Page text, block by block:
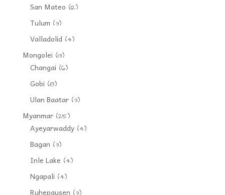
San Mateo (12)
Tulum (3)
Valladolid(4)
Mongolei (13)
Changai (6)
Gobi (8)
Ulan Baatar(3)
Myanmar(25)
Ayeyarwaddy(4)
Bagan (3)
Inle Lake (4)
Ngapali (4)
Ruhepausen (3)